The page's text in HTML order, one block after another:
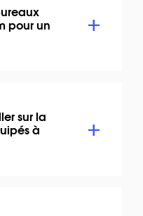
pour un
sur la
à